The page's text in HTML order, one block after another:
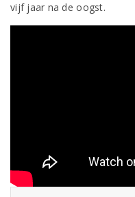
vijf jaar na de oogst.